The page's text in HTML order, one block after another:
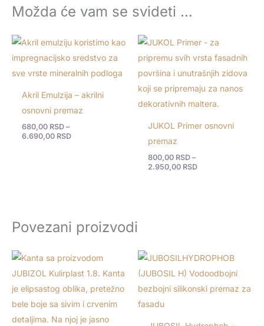
Možda će vam se svideti …
Akril Emulzija – akrilni
osnovni premaz
680,00 RSD –
6.690,00 RSD
Raspon
cena:
od
do
JUKOL Primer osnovni
premaz
800,00 RSD –
2.950,00 RSD
cena:
od
do
2.950,00 RSD
Povezani proizvodi
Raspon
cena:
od
do